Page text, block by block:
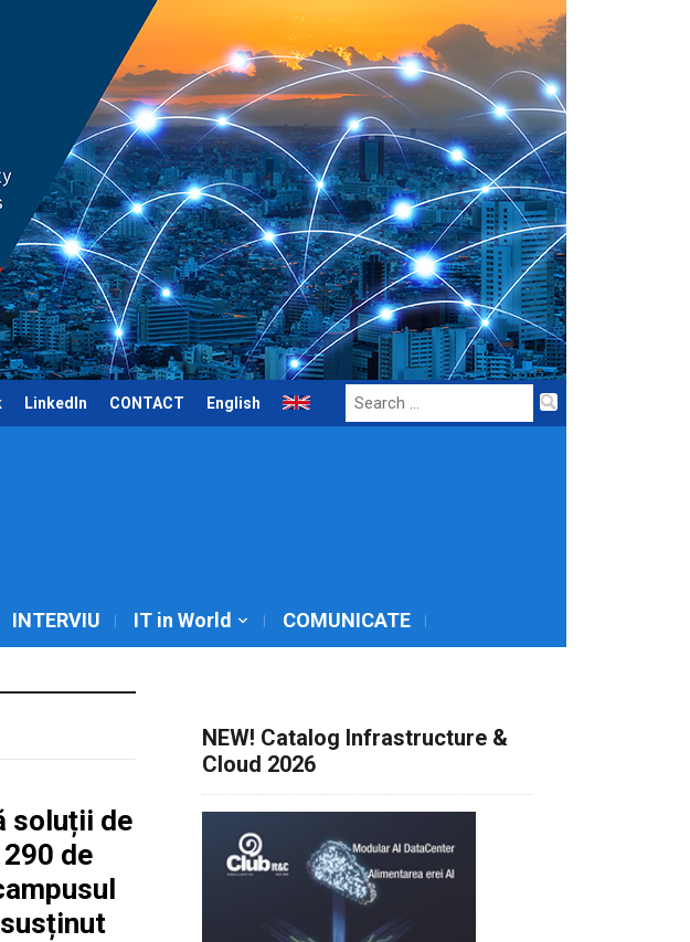
LinkedIn CONTACT English
Search
for:
INTERVIU IT in World COMUNICATE
soluții de
de
NEW! Catalog Infrastructure &
Cloud 2026